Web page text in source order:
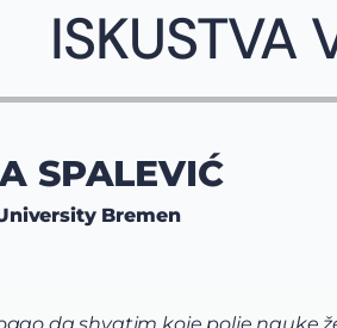
ISKUSTVA
SPALEVIĆ
Bremen